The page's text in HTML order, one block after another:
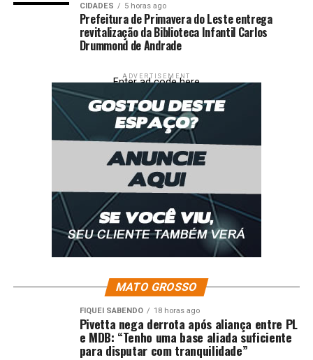
CIDADES 5 horas ago
Prefeitura de Primavera do Leste entrega
revitalização da Biblioteca Infantil Carlos
Drummond de Andrade
ADVERTISEMENT
Enter ad code here
MATO GROSSO
FIQUEI SABENDO 18 horas ago
Pivetta nega derrota após aliança entre PL
e MDB: “Tenho uma base aliada suficiente
para disputar com tranquilidade”